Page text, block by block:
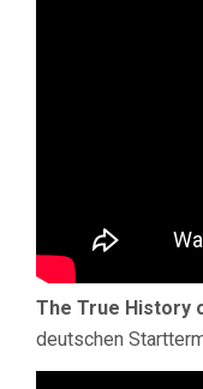
The True History
deutschen